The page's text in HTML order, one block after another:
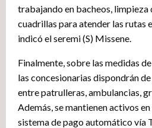
trabajando en bacheos, limpieza
cuadrillas para atender las rutas
indicó el seremi (S) Missene.
Finalmente, sobre las medidas
las concesionarias dispondrán
entre patrulleras, ambulancias,
Además, se mantienen activos
sistema de pago automático vía